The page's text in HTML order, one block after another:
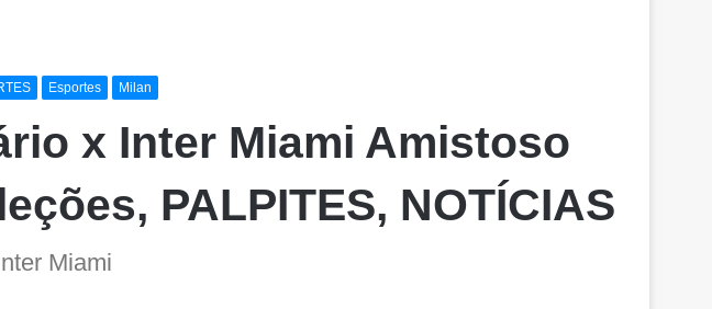
Esportes Milan
x Inter Miami Amistoso
PALPITES, NOTÍCIAS
Miami